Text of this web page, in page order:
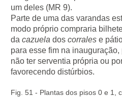
um deles (MR 9).
Parte de uma das varandas
modo próprio compraria
da cazuela dos corrales e
para esse fim na
não ter serventia própria ou
favorecendo distúrbios.
Fig. 51 - Plantas dos pisos 0 e 1,